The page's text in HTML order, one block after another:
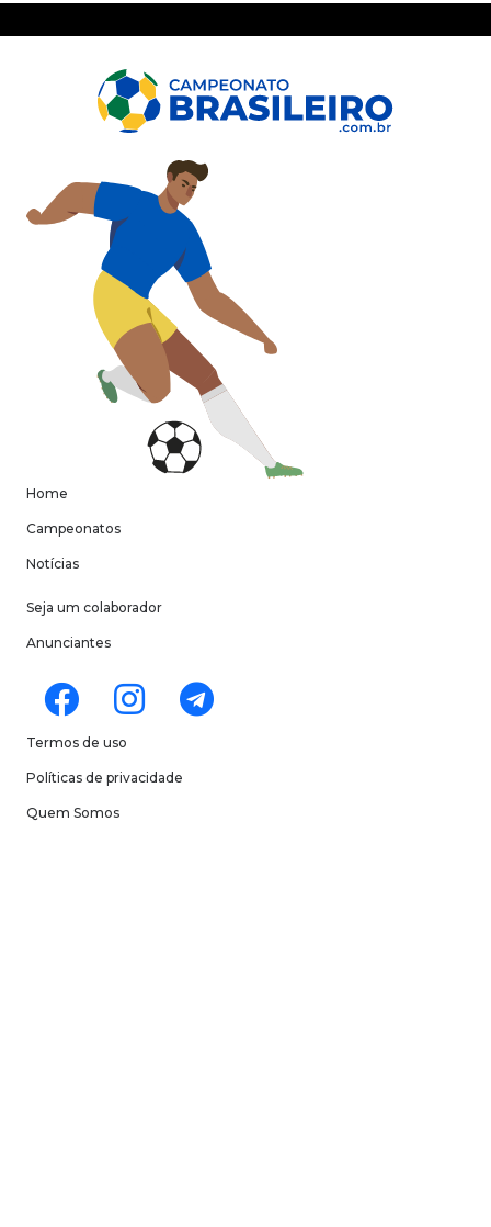
Home
Campeonatos
Notícias
Seja um colaborador
Anunciantes
Termos de uso
Políticas de privacidade
Quem Somos